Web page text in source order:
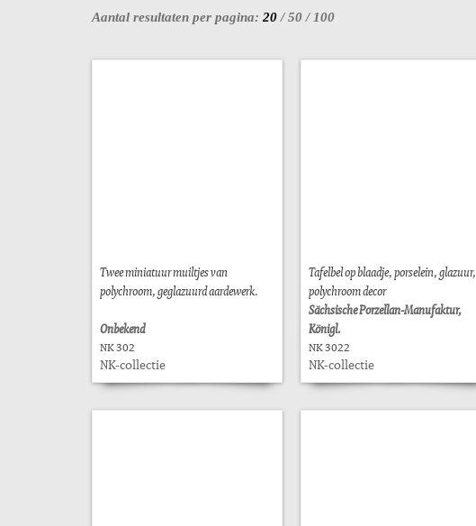
Aantal resultaten per pagina: 20 /50 / 100
Twee miniatuur muiltjes van
polychroom, geglazuurd aardewerk.
Onbekend
NK 302
NK-collectie
Tafelbel op blaadje, porselein, glazuur,
polychroom decor
Sächsische Porzellan-Manufaktur,
Königl.
NK 3022
NK-collectie